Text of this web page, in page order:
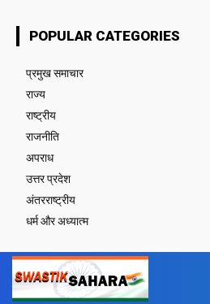
POPULAR CATEGORIES
प्रमुख समाचार‎
राज्य
राष्ट्रीय
राजनीति
अपराध
उत्तर प्रदेश
अंतरराष्ट्रीय
धर्म और अध्यात्म